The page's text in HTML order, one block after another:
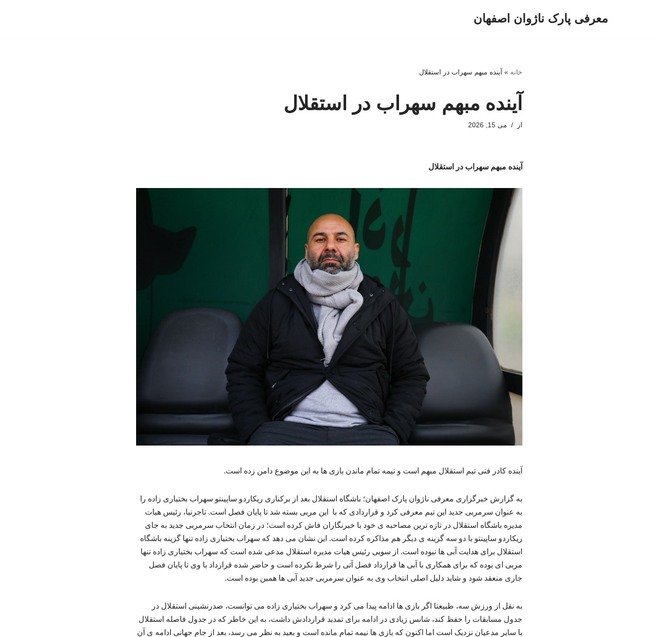
معرفی پارک ناژوان اصفهان
خانه » آینده مبهم سهراب در استقلال
آینده مبهم سهراب در استقلال
از می 15, 2026
آینده مبهم سهراب در استقلال
آینده کادر فنی تیم استقلال مبهم است و نیمه تمام ماندن بازی ها به این موضوع دامن زده است.
به گزارش خبرگزاری معرفی ناژوان پارک اصفهان؛ باشگاه استقلال بعد از برکناری ریکاردو ساپینتو سهراب بختیاری زاده را
به عنوان سرمربی جدید این تیم معرفی کرد و قراردادی که با این مربی بسته شد تا پایان فصل است. تاجرنیا، رئیس هیات
مدیره باشگاه استقلال در تازه ترین مصاحبه ی خود با خبرنگاران فاش کرده است؛ در زمان انتخاب سرمربی جدید به جای
ریکاردو ساپینتو با دو سه گزینه ی دیگر هم مذاکره کرده است. این نشان می دهد که سهراب بختیاری زاده تنها گزینه باشگاه
استقلال برای هدایت آبی ها نبوده است. از سویی رئیس هیات مدیره استقلال مدعی شده است که سهراب بختیاری زاده تنها
مربی ای بوده که برای همکاری با آبی ها قرارداد فصل آتی را شرط نکرده است و حاضر شده قرارداد با وی تا پایان فصل
جاری منعقد شود و شاید دلیل اصلی انتخاب وی به عنوان سرمربی جدید آبی ها همین بوده است.
به نقل از ورزش سه، طبیعتا اگر بازی ها ادامه پیدا می کرد و سهراب بختیاری زاده می توانست، صدرنشینی استقلال در
جدول مسابقات را حفظ کند، شانس زیادی در ادامه برای تمدید قراردادش داشت، به این خاطر که در جدول فاصله استقلال
با سایر مدعیان نزدیک است اما اکنون که بازی ها نیمه تمام مانده است و بعید به نظر می رسد، بعد از جام جهانی ادامه ی آن